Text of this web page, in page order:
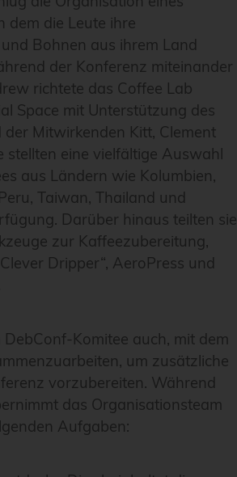
dem die Leute ihre
Bohnen aus ihrem Land
der Konferenz miteinander
richtete das Coffee Lab
Space mit Unterstützung des
der Mitwirkenden Kitt, Clement
stellten eine vielfältige Auswahl
aus Ländern wie Kolumbien,
Taiwan, Thailand und
Darüber hinaus teilten sie
zur Kaffeezubereitung,
Dripper“, AeroPress und
DebConf-Komitee auch, mit dem
um zusätzliche
vorzubereiten. Während
das Organisationsteam
Aufgaben: